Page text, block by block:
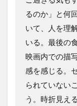
るのか」と何
いて、人を理
いる。最後の
映画内での描
感を感じる。
られていない
う。時折見え